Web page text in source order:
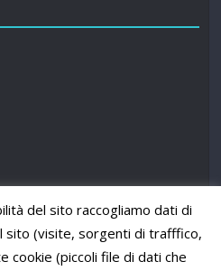
del sito raccogliamo dati di
sito (visite, sorgenti di trafffico,
cookie (piccoli file di dati che